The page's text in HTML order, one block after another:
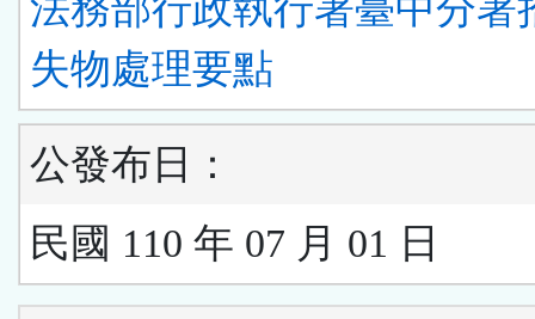
法務部行政執行署臺中分署
失物處理要點
公發布日：
民國 110 年 07 月 01 日